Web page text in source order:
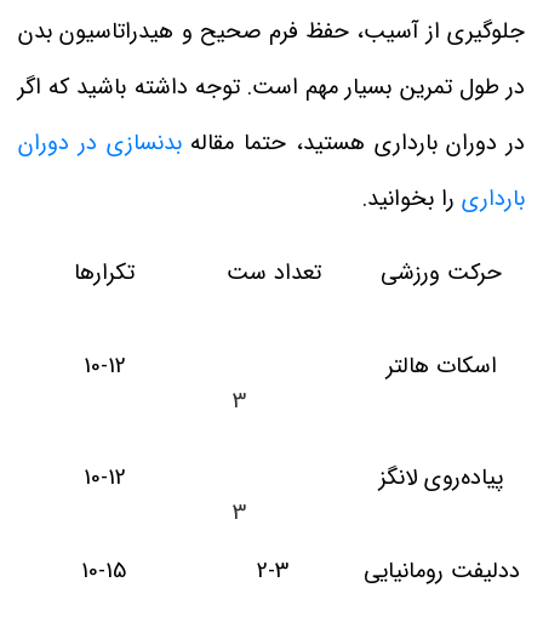
جلوگیری از آسیب، حفظ فرم صحیح و هیدراتاسیون بدن
در طول تمرین بسیار مهم است. توجه داشته باشید که اگر
در دوران بارداری هستید، حتما مقالهبدنسازی در دوران
بارداری را بخوانید.
حرکت ورزشی تعداد ست تکرارها
اسکات هالتر
10-12
پیاده‌روی لانگز
10-12
ددلیفت رومانیایی 2-3
10-15